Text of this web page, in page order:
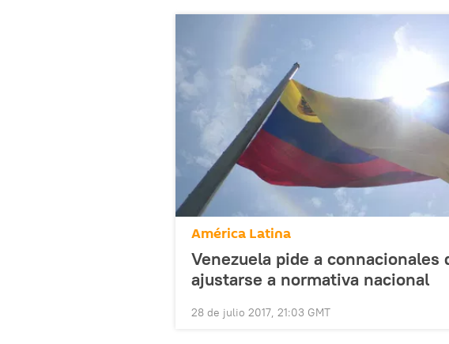
América Latina
Venezuela pide a connacionales
ajustarse a normativa nacional
28 de julio 2017, 21:03 GMT